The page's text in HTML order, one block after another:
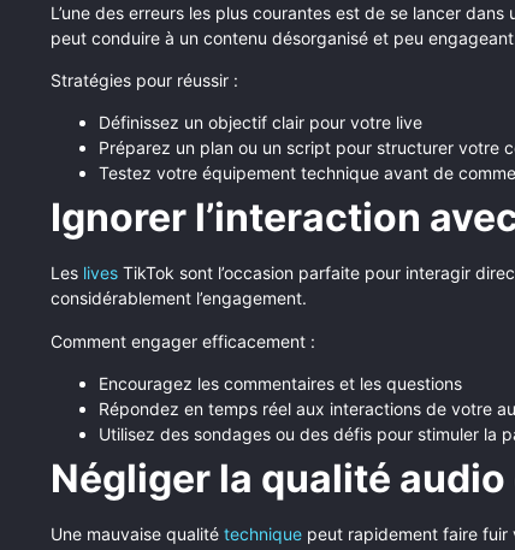
L’une des erreurs les plus courantes est de se lancer
peut conduire à un contenu désorganisé et peu
Stratégies pour réussir :
Définissez un objectif clair pour votre live
Préparez un plan ou un script pour structurer votre
Testez votre équipement technique avant de
Ignorer l’interaction
Les lives TikTok sont l’occasion parfaite pour interagir
considérablement l’engagement.
Comment engager efficacement :
Encouragez les commentaires et les questions
Répondez en temps réel aux interactions de votre
Utilisez des sondages ou des défis pour stimuler la
Négliger la qualité
Une mauvaise qualité technique peut rapidement faire fuir